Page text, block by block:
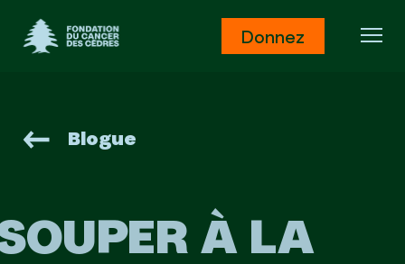
Fondation du Cancer des Cèdres
Donnez
Blogue
À LA